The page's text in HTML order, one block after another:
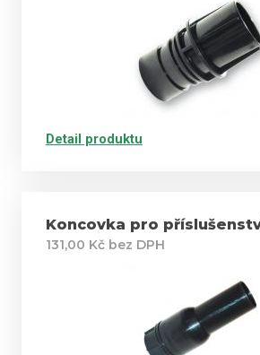
Detail produktu
Koncovka pro
131,00 Kč bez DPH